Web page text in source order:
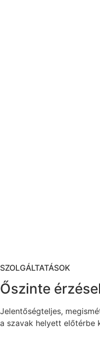
SZOLGÁLTATÁSOK
Őszinte
Jelentőségteljes,
a szavak helyett előtérbe